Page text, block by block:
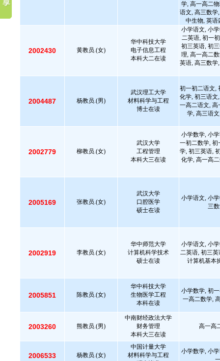
学, 高一高二
语文, 高三数学
中生物, 英语
2002430 黄教员.(女)
华中科技大学
电子信息工程
本科大二在读
小学语文, 小
二英语, 初一
初三英语, 初
理, 高一高二
英语, 高三数学
2004487 杨教员.(男)
武汉理工大学
材料科学与工程
博士在读
初一初二语文,
化学, 初三语文
一高二语文, 高
学, 高三语
2002779 柳教员.(女)
武汉大学
工程管理
本科大三在读
小学数学, 小
一初二数学, 初
学, 初三英语,
化学, 高一高
2005169 张教员.(女)
武汉大学
口腔医学
硕士在读
小学语文, 小
三
2002919 李教员.(女)
华中师范大学
计算机科学技术
硕士在读
小学语文, 小
二英语, 初三
计算机基本
2005851 陈教员.(女)
华中科技大学
生物医学工程
本科在读
小学数学, 初
一高二数学,
2003260 熊教员.(男)
中南财经政法大学
财务管理
本科大三在读
高一高
2006533 杨教员.(女)
中国计量大学
材料科学与工程
小学数学, 小